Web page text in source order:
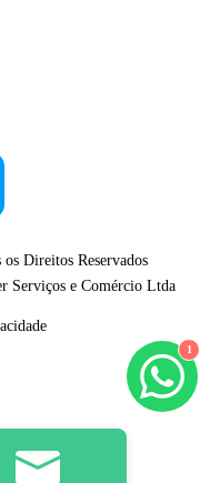
1
os Direitos Reservados
Serviços e Comércio Ltda